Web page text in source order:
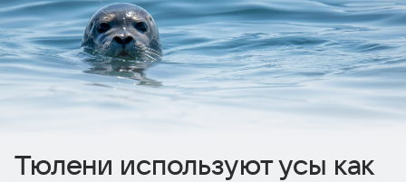
Тюлени используют усы как